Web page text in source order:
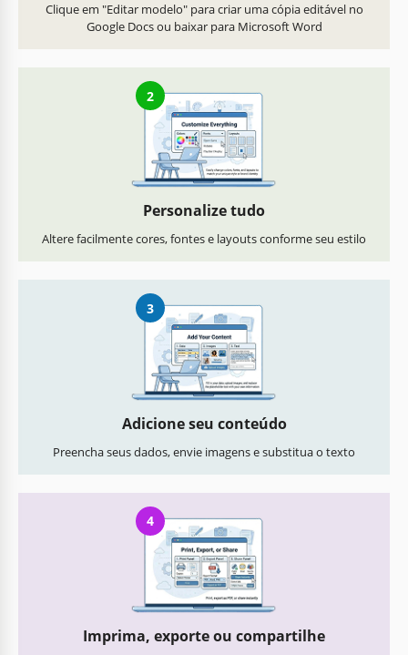
Clique em "Editar modelo" para criar uma cópia editável no
Google Docs ou baixar para Microsoft Word
2
Personalize tudo
Altere facilmente cores, fontes e layouts conforme seu estilo
3
Adicione seu conteúdo
Preencha seus dados, envie imagens e substitua o texto
4
Imprima, exporte ou compartilhe